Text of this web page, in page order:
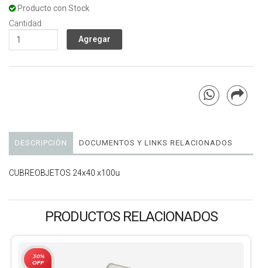
Producto con Stock
Cantidad
DESCRIPCIÓN DOCUMENTOS Y LINKS RELACIONADOS
CUBREOBJETOS 24x40 x100u
PRODUCTOS RELACIONADOS
30%
OFF